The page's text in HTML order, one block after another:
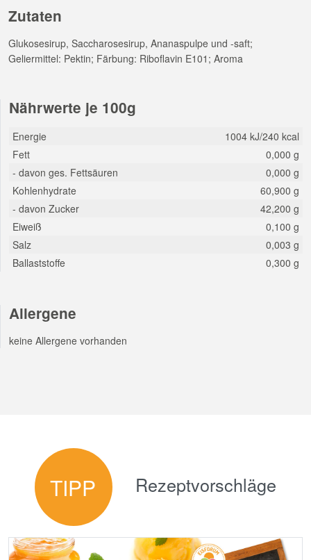
Zutaten
Glukosesirup, Saccharosesirup, Ananaspulpe und -saft;
Geliermittel: Pektin; Färbung: Riboflavin E101; Aroma
Nährwerte je 100g
Energie
1004 kJ/240 kcal
Fett
0,000 g
- davon ges. Fettsäuren
0,000 g
Kohlenhydrate
60,900 g
- davon Zucker
42,200 g
Eiweiß
0,100 g
Salz
0,003 g
Ballaststoffe
0,300 g
Allergene
keine Allergene vorhanden
TIPP Rezeptvorschläge